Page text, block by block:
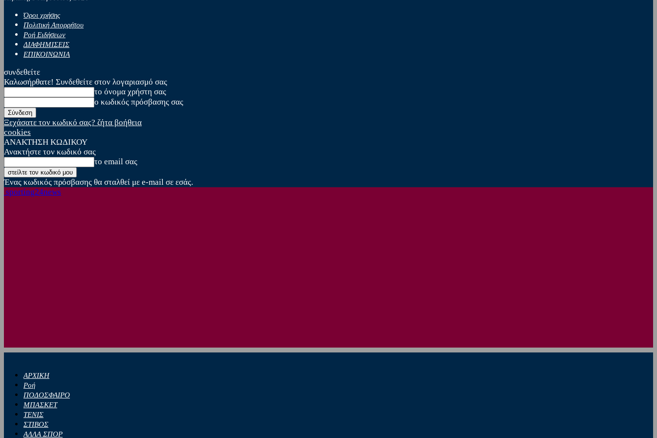
Όροι χρήσης
Πολιτική Απορρήτου
Ροή Ειδήσεων
ΔΙΑΦΗΜΙΣΕΙΣ
ΕΠΙΚΟΙΝΩΝΙΑ
συνδεθείτε
Καλωσήρθατε! Συνδεθείτε στον λογαριασμό σας
το όνομα χρήστη σας
ο κωδικός πρόσβασης σας
Ξεχάσατε τον κωδικό σας? ζήτα βοήθεια
cookies
ΑΝΑΚΤΗΣΗ ΚΩΔΙΚΟΥ
Ανακτήστε τον κωδικό σας
το email σας
Ένας κωδικός πρόσβασης θα σταλθεί με e-mail σε εσάς.
sporting24news
ΑΡΧΙΚΗ
Ροή
ΠΟΔΟΣΦΑΙΡΟ
ΜΠΑΣΚΕΤ
ΤΕΝΙΣ
ΣΤΙΒΟΣ
ΑΛΛΑ ΣΠΟΡ